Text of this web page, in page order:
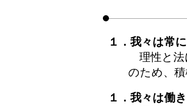
１．我々は常
理性と法
のため、
１．我々は働